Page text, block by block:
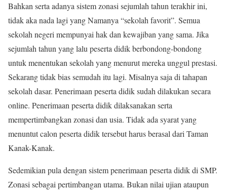
Bahkan serta adanya sistem zonasi sejumlah tahun terakhir ini,
tidak aka nada lagi yang Namanya “sekolah favorit”. Semua
sekolah negeri mempunyai hak dan kewajiban yang sama. Jika
sejumlah tahun yang lalu peserta didik berbondong-bondong
untuk menentukan sekolah yang menurut mereka unggul prestasi.
Sekarang tidak bias semudah itu lagi. Misalnya saja di tahapan
sekolah dasar. Penerimaan peserta didik sudah dilakukan secara
online. Penerimaan peserta didik dilaksanakan serta
mempertimbangkan zonasi dan usia. Tidak ada syarat yang
menuntut calon peserta didik tersebut harus berasal dari Taman
Kanak-Kanak.
Sedemikian pula dengan sistem penerimaan peserta didik di SMP.
Zonasi sebagai pertimbangan utama. Bukan nilai ujian ataupun